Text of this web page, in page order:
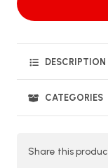
DESCRIPTION
CATEGORIES
Share this